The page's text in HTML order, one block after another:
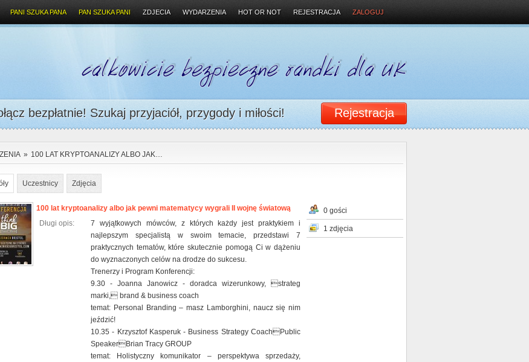
PANI SZUKA PANA PAN SZUKA PANI ZDJECIA WYDARZENIA HOT OR NOT REJESTRACJA ZALOGUJ
bezpłatnie! Szukaj przyjaciół, przygody i miłości! Rejestracja
» 100 LAT KRYPTOANALIZY ALBO JAK…
Uczestnicy Zdjęcia
100 lat kryptoanalizy albo jak pewni matematycy wygrali II wojnę światową
Długi opis:
7 wyjątkowych mówców, z których każdy jest praktykiem i
najlepszym specjalistą w swoim temacie, przedstawi 7
praktycznych tematów, które skutecznie pomogą Ci w dążeniu
do wyznaczonych celów na drodze do sukcesu.
Trenerzy i Program Konferencji:
9.30 - Joanna Janowicz - doradca wizerunkowy, strateg
marki, brand & business coach
temat: Personal Branding – masz Lamborghini, naucz się nim
jeździć!
10.35 - Krzysztof Kasperuk - Business Strategy CoachPublic
SpeakerBrian Tracy GROUP
temat: Holistyczny komunikator – perspektywa sprzedaży,
0 gości
1 zdjęcia